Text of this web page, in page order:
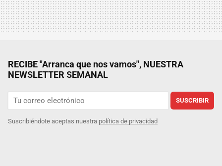
RECIBE "Arranca que nos vamos", NUESTRA
NEWSLETTER SEMANAL
SUSCRIBIR
Suscribiéndote aceptas nuestra política de privacidad